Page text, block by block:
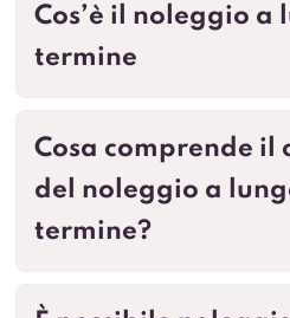
Cos’è il noleggio a
termine
Cosa comprende il
del noleggio a
termine?